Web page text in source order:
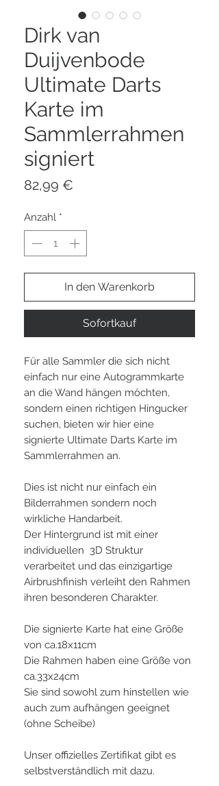
Dirk van
Duijvenbode
Ultimate Darts
Karte im
Sammlerrahmen
signiert
82,99 €
Anzahl *
In den Warenkorb
Sofortkauf
Für alle Sammler die sich nicht
einfach nur eine Autogrammkarte
an die Wand hängen möchten,
sondern einen richtigen Hingucker
suchen, bieten wir hier eine
signierte Ultimate Darts Karte im
Sammlerrahmen an.
Dies ist nicht nur einfach ein
Bilderrahmen sondern noch
wirkliche Handarbeit.
Der Hintergrund ist mit einer
individuellen 3D Struktur
verarbeitet und das einzigartige
Airbrushfinish verleiht den Rahmen
ihren besonderen Charakter.
Die signierte Karte hat eine Größe
von ca.18x11cm
Die Rahmen haben eine Größe von
ca.33x24cm
Sie sind sowohl zum hinstellen wie
auch zum aufhängen geeignet
(ohne Scheibe)
Unser offizielles Zertifikat gibt es
selbstverständlich mit dazu.